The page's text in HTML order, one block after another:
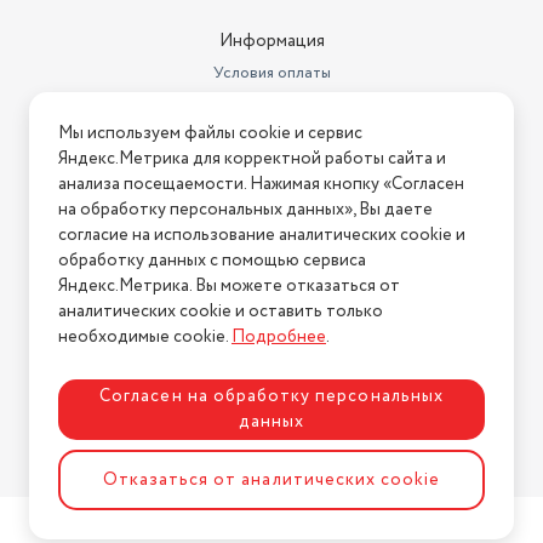
Информация
Условия оплаты
Условия возврата
Нашли ошибку на сайте? Напишите нам
2026 © Интернет-магазин "АстМаркет". У нас есть всё!
Политика конфиденциальности
Разработка сайтаASTDESIGN
Мы используем файлы cookie и сервис
Яндекс.Метрика для корректной работы сайта и
анализа посещаемости. Нажимая кнопку «Согласен
на обработку персональных данных», Вы даете
согласие на использование аналитических cookie и
обработку данных с помощью сервиса
Яндекс.Метрика. Вы можете отказаться от
аналитических cookie и оставить только
необходимые cookie.Подробнее.
Согласен на обработку персональных
данных
Отказаться от аналитических cookie